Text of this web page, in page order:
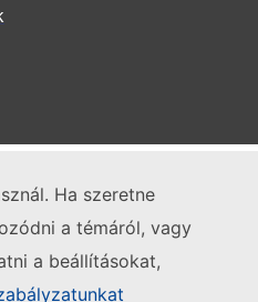
Ha szeretne
a témáról, vagy
a beállításokat,